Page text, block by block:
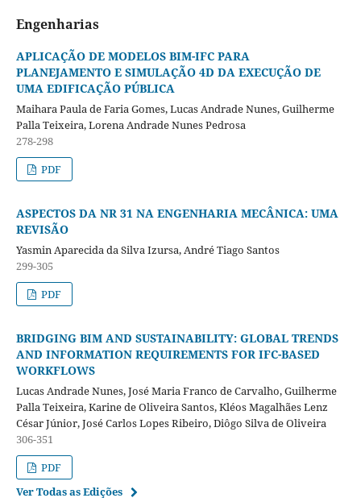
Engenharias
APLICAÇÃO DE MODELOS BIM-IFC PARA
PLANEJAMENTO E SIMULAÇÃO 4D DA EXECUÇÃO DE
UMA EDIFICAÇÃO PÚBLICA
Maihara Paula de Faria Gomes, Lucas Andrade Nunes, Guilherme
Palla Teixeira, Lorena Andrade Nunes Pedrosa
278-298
PDF
ASPECTOS DA NR 31 NA ENGENHARIA MECÂNICA: UMA
REVISÃO
Yasmin Aparecida da Silva Izursa, André Tiago Santos
299-305
PDF
BRIDGING BIM AND SUSTAINABILITY: GLOBAL TRENDS
AND INFORMATION REQUIREMENTS FOR IFC-BASED
WORKFLOWS
Lucas Andrade Nunes, José Maria Franco de Carvalho, Guilherme
Palla Teixeira, Karine de Oliveira Santos, Kléos Magalhães Lenz
César Júnior, José Carlos Lopes Ribeiro, Diôgo Silva de Oliveira
306-351
PDF
Ver Todas as Edições